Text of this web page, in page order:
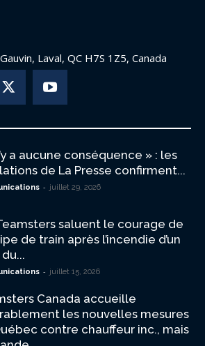
Laval, QC H7S 1Z5, Canada
a aucune conséquence » : les
de La Presse confirment...
- juillet 29, 2026
saluent le courage de
de train après l’incendie d’un
- juillet 15, 2026
Canada accueille
les nouvelles mesures
contre chauffeur inc., mais